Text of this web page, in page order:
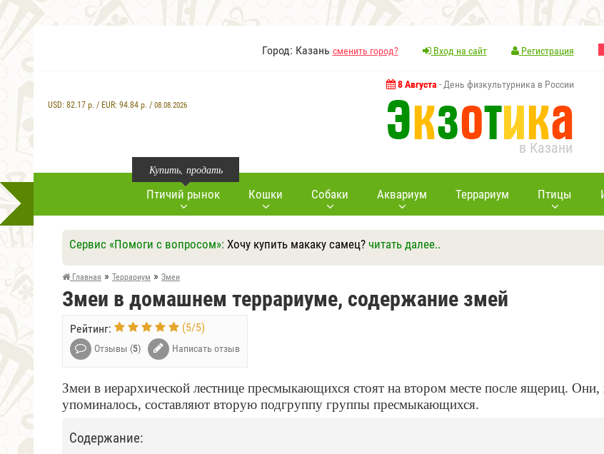
Город: Казань сменить город? Вход на сайт Регистрация
8 Августа - День физкультурника в России
USD: 82.17 р. / EUR: 94.84 р. / 08.08.2026
в Казани
Купить, продать
Птичий рынок Кошки Собаки Аквариум Террариум Птицы
Сервис «Помоги с вопросом»: Хочу купить макаку самец? читать далее..
Ответить Другие вопросы
Задать вопрос
Главная » Террариум » Змеи
Змеи в домашнем террариуме, содержание змей
Рейтинг: (5/5)
Отзывы (5) Написать отзыв
Змеи в иерархической лестнице пресмыкающихся стоят на втором месте после ящериц. Они,
упоминалось, составляют вторую подгруппу группы пресмыкающихся.
Содержание: